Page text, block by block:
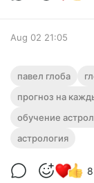
Aug 02 21:05
🧭
августа
павел глоба
прогноз на
обучение
астрология
8